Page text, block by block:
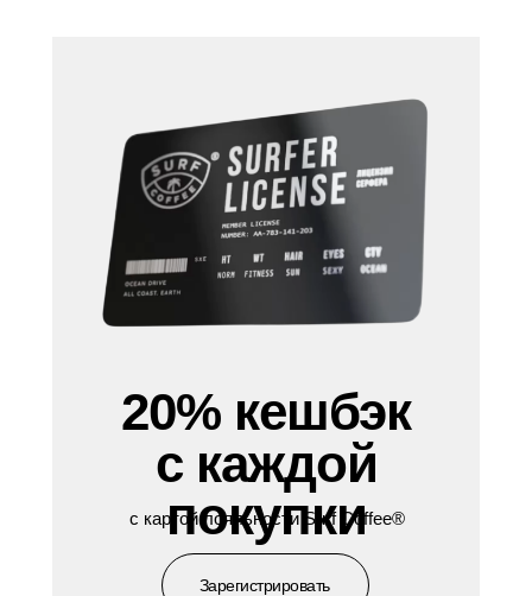
Зарегистрировать
20% кешбэк
с каждой
покупки
с картой лояльности Surf Coffee®